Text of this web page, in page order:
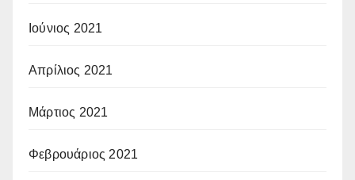
Ιούνιος 2021
Απρίλιος 2021
Μάρτιος 2021
Φεβρουάριος 2021